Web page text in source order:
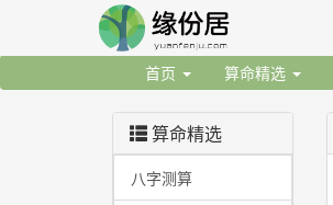
首页 算命精选
算命精选
八字测算